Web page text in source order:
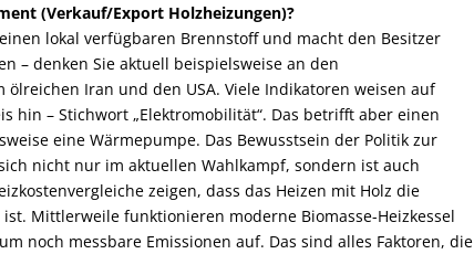
(Verkauf/Export Holzheizungen)?
lokal verfügbaren Brennstoff und macht den Besitzer
– denken Sie aktuell beispielsweise an den
Iran und den USA. Viele Indikatoren weisen auf
hin – Stichwort „Elektromobilität“. Das betrifft aber einen
eine Wärmepumpe. Das Bewusstsein der Politik zur
nicht nur im aktuellen Wahlkampf, sondern ist auch
zeigen, dass das Heizen mit Holz die
Mittlerweile funktionieren moderne Biomasse-Heizkessel
noch messbare Emissionen auf. Das sind alles Faktoren, die